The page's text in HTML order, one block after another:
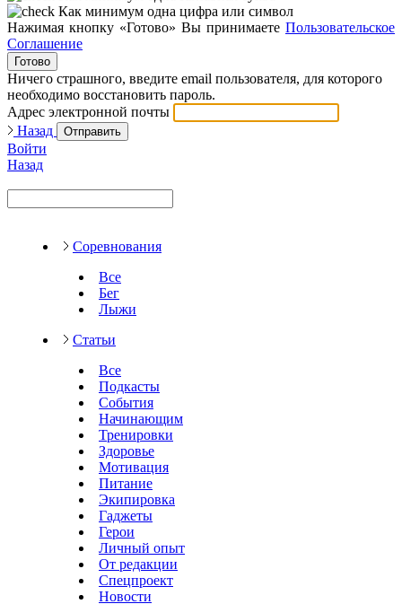
Как минимум одна цифра или символ
Нажимая кнопку «Готово» Вы принимаете Пользовательское
Соглашение
Готово
Ничего страшного, введите email пользователя, для которого
необходимо восстановить пароль.
Адрес электронной почты
Назад
Отправить
Войти
Назад
Соревнования
Все
Бег
Лыжи
Статьи
Все
Подкасты
События
Начинающим
Тренировки
Здоровье
Мотивация
Питание
Экипировка
Гаджеты
Герои
Личный опыт
От редакции
Спецпроект
Новости